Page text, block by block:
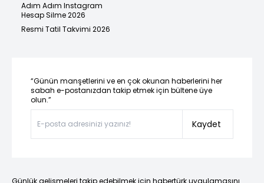
Adım Adım Instagram
Hesap Silme 2026
Resmi Tatil Takvimi 2026
“Günün manşetlerini ve en çok okunan haberlerini her
sabah e-postanızdan takip etmek için bültene üye
olun.”
Kaydet